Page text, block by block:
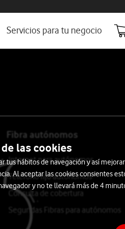
Servicios para tu negocio
Fibra autónomos
Internet para autónomos
Teléfono fijo autónomos
Consulta de cobertura
Segundas Fibras para autónomos
las cookies
tus hábitos de navegación y así
Al aceptar las cookies consientes
y no te llevará más de 4